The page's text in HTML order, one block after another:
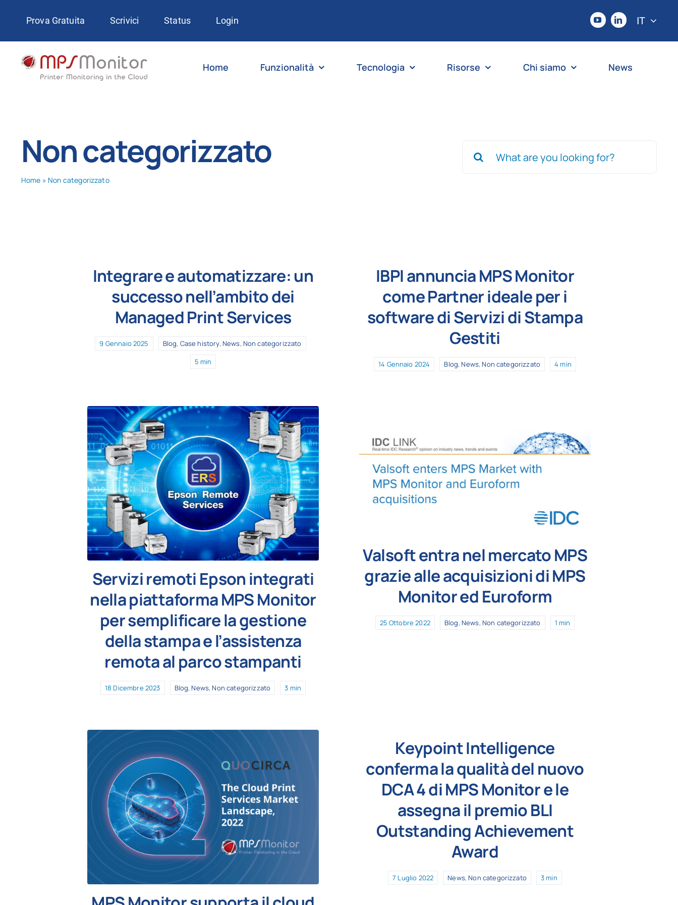
content
Prova Gratuita Scrivici Status Login IT
Home Funzionalità Tecnologia Risorse Chi siamo News
Non categorizzato
Home » Non categorizzato
Integrare e automatizzare: un
successo nell’ambito dei
Managed Print Services
9 Gennaio 2025 Blog, Case history, News, Non categorizzato
5 min
IBPI annuncia MPS Monitor
come Partner ideale per i
software di Servizi di Stampa
Gestiti
14 Gennaio 2024 Blog, News, Non categorizzato 4 min
Servizi remoti Epson integrati
nella piattaforma MPS Monitor
per semplificare la gestione
della stampa e l’assistenza
remota al parco stampanti
18 Dicembre 2023 Blog, News, Non categorizzato 3 min
Valsoft entra nel mercato MPS
grazie alle acquisizioni di MPS
Monitor ed Euroform
25 Ottobre 2022 Blog, News, Non categorizzato 1 min
Keypoint Intelligence
conferma la qualità del nuovo
DCA 4 di MPS Monitor e le
assegna il premio BLI
Outstanding Achievement
Award
7 Luglio 2022 News, Non categorizzato 3 min